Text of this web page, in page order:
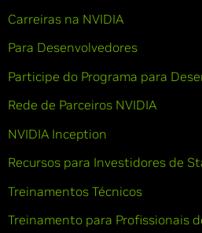
Carreiras na NVIDIA
Para Desenvolvedores
Participe do Programa para
Rede de Parceiros NVIDIA
NVIDIA Inception
Recursos para Investidores de
Treinamentos Técnicos
Treinamento para Profissionais